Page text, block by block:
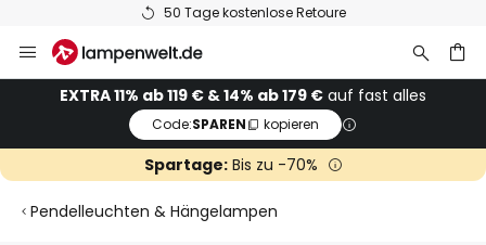
50 Tage kostenlose Retoure
Inhalt
springenEXTRA 11% ab 119 € & 14% ab 179 € auf fast alles
Code:SPAREN kopieren
Spartage:Bis zu -70%
Pendelleuchten & Hängelampen